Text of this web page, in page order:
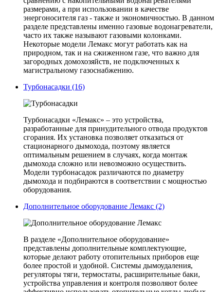
размерами, а при использовании в качестве
энергоносителя газ - также и экономичностью. В данном
разделе представлены именно газовые водонагреватели,
часто их также называют газовыми колонками.
Некоторые модели Лемакс могут работать как на
природном, так и на сжиженном газе, что важно для
загородных домохозяйств, не подключенных к
магистральному газоснабжению.
Турбонасадки (16)
Турбонасадки «Лемакс» – это устройства,
разработанные для принудительного отвода продуктов
сгорания. Их установка позволяет отказаться от
стационарного дымохода, поэтому является
оптимальным решением в случаях, когда монтаж
дымохода сложно или невозможно осуществить.
Модели турбонасадок различаются по диаметру
дымохода и подбираются в соответствии с мощностью
оборудования.
Дополнительное оборудование Лемакс (2)
В разделе «Дополнительное оборудование»
представлены дополнительные комплектующие,
которые делают работу отопительных приборов еще
более простой и удобной. Системы дымоудаления,
регуляторы тяги, термостаты, расширительные баки,
устройства управления и контроля позволяют более